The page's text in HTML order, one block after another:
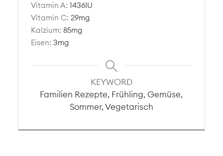
Vitamin A:1436IU
Vitamin C:29mg
Kalzium:85mg
Eisen:3mg
KEYWORD
Familien Rezepte, Frühling, Gemüse,
Sommer, Vegetarisch